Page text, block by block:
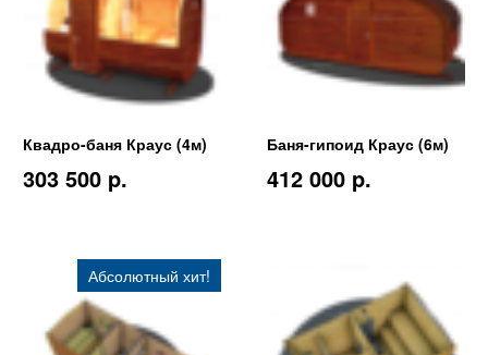
Квадро-баня Краус (4м)
303 500 p.
Баня-гипоид Краус (6м)
412 000 p.
Абсолютный хит!